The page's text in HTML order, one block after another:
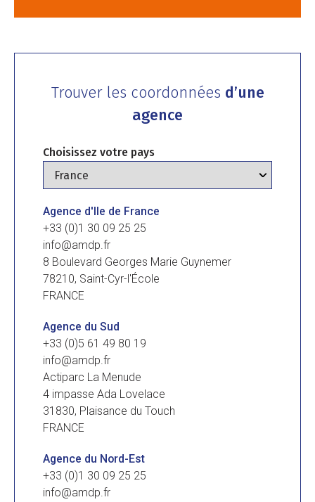
Trouver les coordonnées d’une
agence
Choisissez votre pays
Agence d'Ile de France
+33 (0)1 30 09 25 25
info@amdp.fr
8 Boulevard Georges Marie Guynemer
78210, Saint-Cyr-l'École
FRANCE
Agence du Sud
+33 (0)5 61 49 80 19
info@amdp.fr
Actiparc La Menude
4 impasse Ada Lovelace
31830, Plaisance du Touch
FRANCE
Agence du Nord-Est
+33 (0)1 30 09 25 25
info@amdp.fr